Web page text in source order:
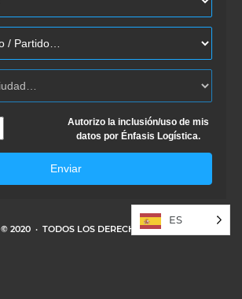
Autorizo la inclusión/uso de mis
datos por Énfasis Logística.
Enviar
© 2020 · TODOS LOS DERECHOS RESERVADOS
ES